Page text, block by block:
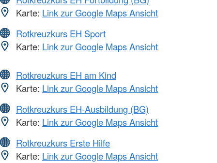
Karte: Link zur Google Maps Ansicht
Rotkreuzkurs EH Sport
Karte: Link zur Google Maps Ansicht
Rotkreuzkurs EH am Kind
Karte: Link zur Google Maps Ansicht
Rotkreuzkurs EH-Ausbildung (BG)
Karte: Link zur Google Maps Ansicht
Rotkreuzkurs Erste Hilfe
Karte: Link zur Google Maps Ansicht